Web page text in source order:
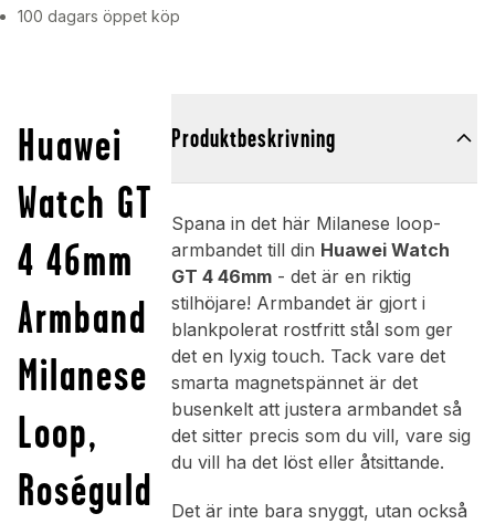
100 dagars öppet köp
Huawei
Watch GT
4 46mm
Armband
Milanese
Loop,
Roséguld
Produktbeskrivning
Spana in det här Milanese loop-
armbandet till din Huawei Watch
GT 4 46mm- det är en riktig
stilhöjare! Armbandet är gjort i
blankpolerat rostfritt stål som ger
det en lyxig touch. Tack vare det
smarta magnetspännet är det
busenkelt att justera armbandet så
det sitter precis som du vill, vare sig
du vill ha det löst eller åtsittande.
Det är inte bara snyggt, utan också